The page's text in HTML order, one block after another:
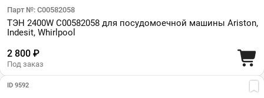
Парт №: C00582058
ТЭН 2400W C00582058 для посудомоечной машины Ariston,
Indesit, Whirlpool
2 800 ₽
Под заказ
ID 9592